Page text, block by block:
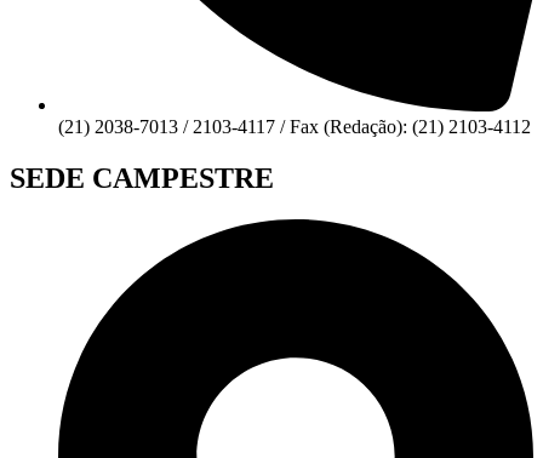
(21) 2038-7013 / 2103-4117 / Fax (Redação): (21) 2103-4112
SEDE CAMPESTRE